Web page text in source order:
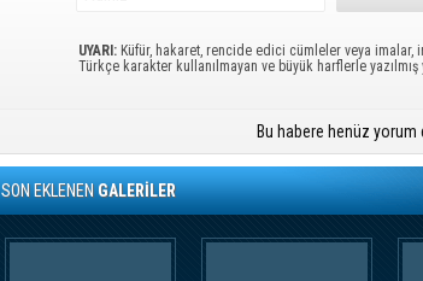
UYARI: Küfür, hakaret, rencide edici cümleler veya imalar,
Türkçe karakter kullanılmayan ve büyük harflerle
Bu habere henüz yorum
SON EKLENENGALERİLER